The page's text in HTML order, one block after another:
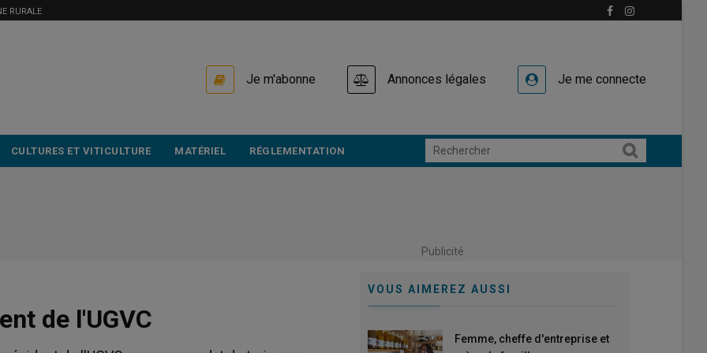
RURALE
Je m'abonne Annonces légales Je me connecte
CULTURES ET VITICULTURE MATÉRIEL RÉGLEMENTATION
Publicité
de l'UGVC
VOUS AIMEREZ AUSSI
Femme, cheffe d'entreprise et